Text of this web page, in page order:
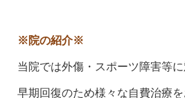
※院の紹介※
当院では外傷・スポーツ障害等
早期回復のため様々な自費治療を